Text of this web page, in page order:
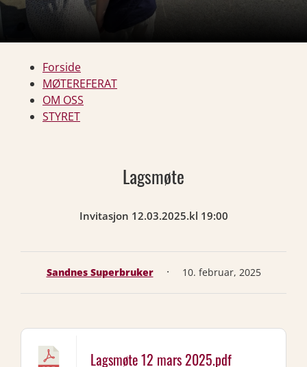
Forside
MØTEREFERAT
OM OSS
STYRET
Lagsmøte
Invitasjon 12.03.2025.kl 19:00
Sandnes Superbruker · 10. februar, 2025
Lagsmøte 12 mars 2025.pdf